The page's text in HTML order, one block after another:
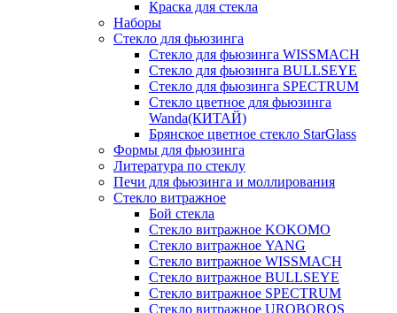
Краска для стекла
Наборы
Стекло для фьюзинга
Стекло для фьюзинга WISSMACH
Стекло для фьюзинга BULLSEYE
Стекло для фьюзинга SPECTRUM
Стекло цветное для фьюзинга
Wanda(КИТАЙ)
Брянское цветное стекло StarGlass
Формы для фьюзинга
Литература по стеклу
Печи для фьюзинга и моллирования
Стекло витражное
Бой стекла
Стекло витражное KOKOMO
Стекло витражное YANG
Стекло витражное WISSMACH
Стекло витражное BULLSEYE
Стекло витражное SPECTRUM
Стекло витражное UROBOROS